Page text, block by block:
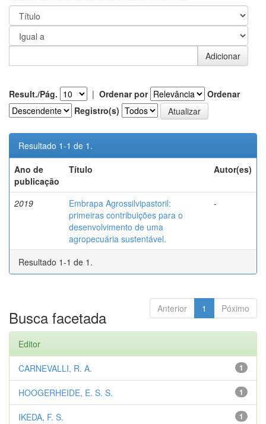
Result./Pág. | Ordenar por
Ordenar
Registro(s)
Resultado 1-1 de 1.
Ano de
publicação
Título Autor(es)
2019
Embrapa Agrossilvipastoril:
primeiras contribuições para o
desenvolvimento de uma
agropecuária sustentável.
-
Resultado 1-1 de 1.
Anterior 1 Póximo
Busca facetada
Editor
1
CARNEVALLI, R. A.
1
HOOGERHEIDE, E. S. S.
1
IKEDA, F. S.